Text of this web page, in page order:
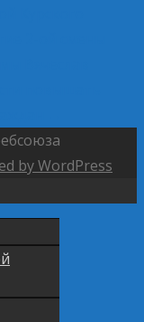
by WordPress